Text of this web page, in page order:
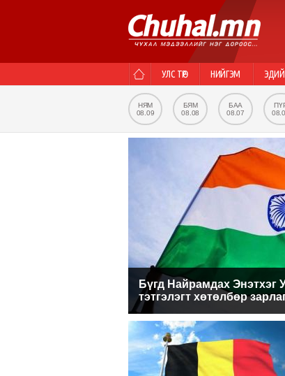
УЛС ТӨР НИЙГЭМ
НЯМ
08.09
БЯМ
08.08
БАА
08.07
Бүгд Найрамдах Энэтхэг
тэтгэлэгт хөтөлбөр